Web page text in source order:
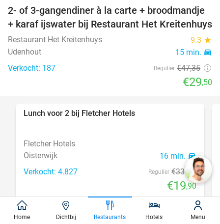
38%
2- of 3-gangendiner à la carte + broodmandje
+ karaf ijswater bij Restaurant Het Kreitenhuys
Restaurant Het Kreitenhuys 9.3 star
Udenhout 15 min. directions_car
Verkocht: 187 Regulier €47,35
€29,50
Lunch voor 2 bij Fletcher Hotels
Fletcher Hotels
Oisterwijk
16 min. directions_car
Verkocht: 4.827 Regulier €33
€19,90
Home Dichtbij Restaurants Hotels Menu